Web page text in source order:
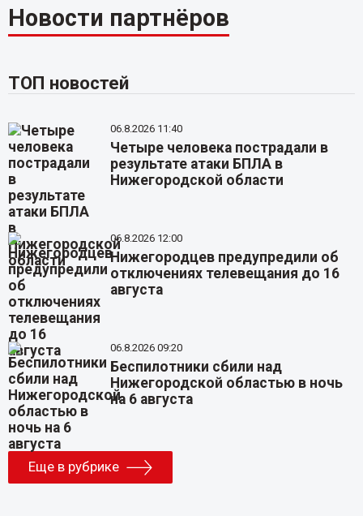
Новости партнёров
ТОП новостей
06.8.2026 11:40
Четыре человека пострадали в
результате атаки БПЛА в
Нижегородской области
06.8.2026 12:00
Нижегородцев предупредили об
отключениях телевещания до 16
августа
06.8.2026 09:20
Беспилотники сбили над
Нижегородской областью в ночь
на 6 августа
Еще в рубрике